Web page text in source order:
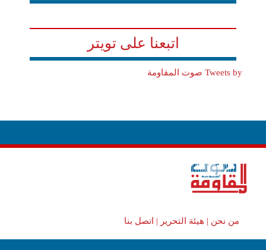
اتبعنا على تويتر
Tweets by صوت المقاومة
من نحن | هيئة التحرير | اتصل بنا